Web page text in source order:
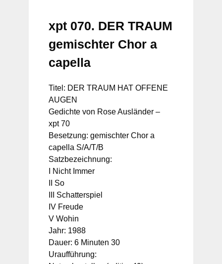
xpt 070. DER TRAUM
gemischter Chor a
capella
Titel: DER TRAUM HAT OFFENE
AUGEN
Gedichte von Rose Ausländer –
xpt 70
Besetzung: gemischter Chor a
capella S/A/T/B
Satzbezeichnung:
I Nicht Immer
II So
III Schatterspiel
IV Freude
V Wohin
Jahr: 1988
Dauer: 6 Minuten 30
Uraufführung: